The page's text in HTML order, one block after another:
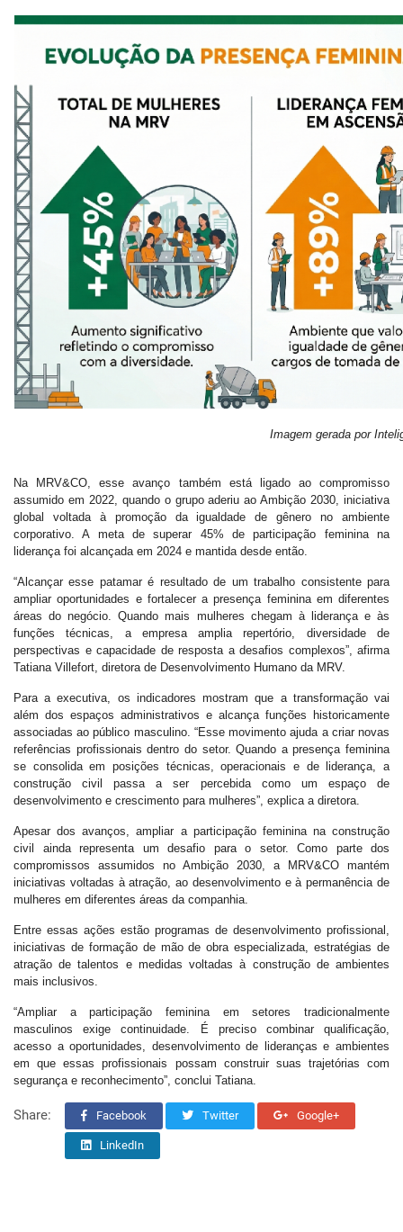
Imagem gerada por
Na MRV&CO, esse avanço também está ligado ao compromisso
assumido em 2022, quando o grupo aderiu ao Ambição 2030, iniciativa
global voltada à promoção da igualdade de gênero no ambiente
corporativo. A meta de superar 45% de participação feminina na
liderança foi alcançada em 2024 e mantida desde então.
“Alcançar esse patamar é resultado de um trabalho consistente para
ampliar oportunidades e fortalecer a presença feminina em diferentes
áreas do negócio. Quando mais mulheres chegam à liderança e às
funções técnicas, a empresa amplia repertório, diversidade de
perspectivas e capacidade de resposta a desafios complexos”, afirma
Tatiana Villefort, diretora de Desenvolvimento Humano da MRV.
Para a executiva, os indicadores mostram que a transformação vai
além dos espaços administrativos e alcança funções historicamente
associadas ao público masculino. “Esse movimento ajuda a criar novas
referências profissionais dentro do setor. Quando a presença feminina
se consolida em posições técnicas, operacionais e de liderança, a
construção civil passa a ser percebida como um espaço de
desenvolvimento e crescimento para mulheres”, explica a diretora.
Apesar dos avanços, ampliar a participação feminina na construção
civil ainda representa um desafio para o setor. Como parte dos
compromissos assumidos no Ambição 2030, a MRV&CO mantém
iniciativas voltadas à atração, ao desenvolvimento e à permanência de
mulheres em diferentes áreas da companhia.
Entre essas ações estão programas de desenvolvimento profissional,
iniciativas de formação de mão de obra especializada, estratégias de
atração de talentos e medidas voltadas à construção de ambientes
mais inclusivos.
“Ampliar a participação feminina em setores tradicionalmente
masculinos exige continuidade. É preciso combinar qualificação,
acesso a oportunidades, desenvolvimento de lideranças e ambientes
em que essas profissionais possam construir suas trajetórias com
segurança e reconhecimento”, conclui Tatiana.
Share: Facebook Twitter Google+
LinkedIn